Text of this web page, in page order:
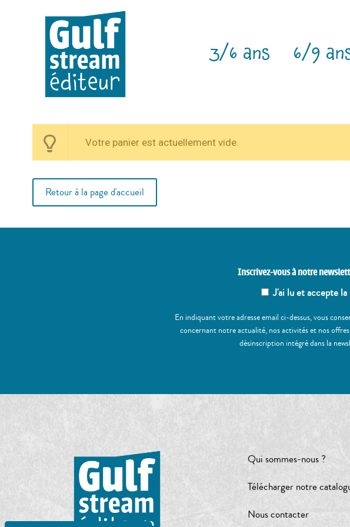
3/6 ans 6/9
Votre panier est actuellement vide.
Retour à la page d'accueil
Inscrivez-vous à notre
J'ai lu et accepte
En indiquant votre adresse email ci-dessus, vous
concernant notre actualité, nos activités et nos
désinscription intégré dans la
Qui sommes-nous ?
Télécharger notre
Nous contacter